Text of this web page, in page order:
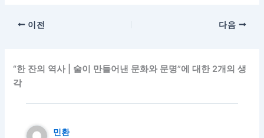
이전 다음
“한 잔의 역사 | 술이 만들어낸 문화와 문명”에 대한 2개의 생
각
민환